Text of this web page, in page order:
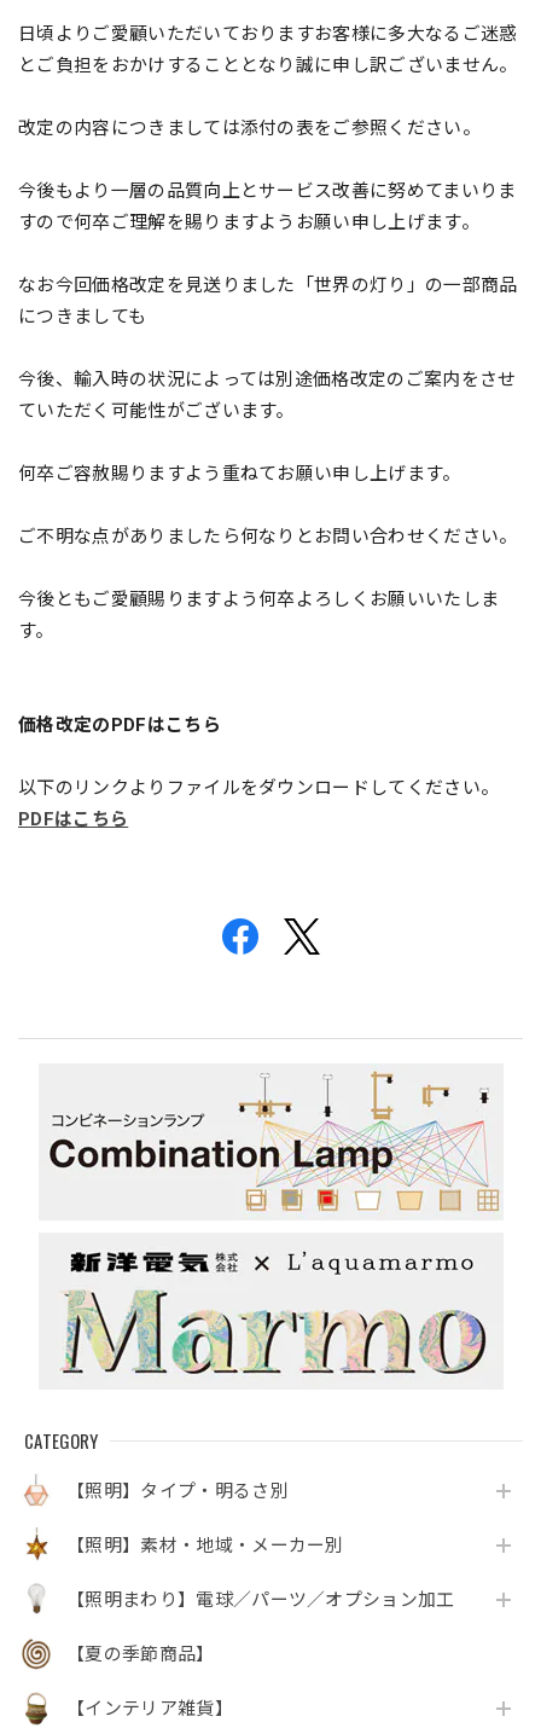
CATEGORY
【照明】タイプ・明るさ別
【照明】素材・地域・メーカー別
【照明まわり】電球／パーツ／オプション加工
【夏の季節商品】
【インテリア雑貨】
日頃よりご愛顧いただいておりますお客様に多大なるご迷惑
とご負担をおかけすることとなり誠に申し訳ございません。
改定の内容につきましては添付の表をご参照ください。
今後もより一層の品質向上とサービス改善に努めてまいりま
すので何卒ご理解を賜りますようお願い申し上げます。
なお今回価格改定を見送りました「世界の灯り」の一部商品
につきましても
今後、輸入時の状況によっては別途価格改定のご案内をさせ
ていただく可能性がございます。
何卒ご容赦賜りますよう重ねてお願い申し上げます。
ご不明な点がありましたら何なりとお問い合わせください。
今後ともご愛顧賜りますよう何卒よろしくお願いいたしま
す。
価格改定のPDFはこちら
以下のリンクよりファイルをダウンロードしてください。
PDFはこちら